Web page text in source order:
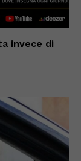
invece di